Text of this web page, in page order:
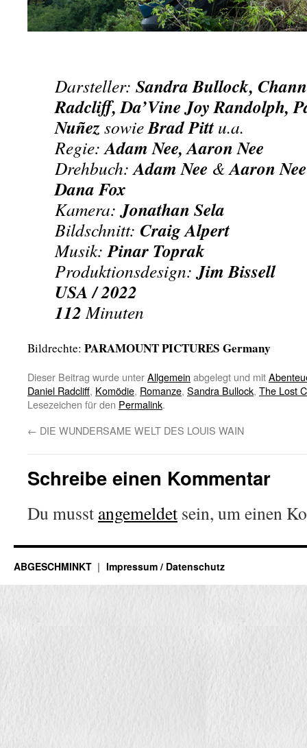
Darsteller: Sandra Bullock,
Radcliff, Da’Vine Joy Randolph,
NuñezsowieBrad Pittu.a.
Regie:Adam Nee, Aaron Nee
Drehbuch:Adam Nee &Aaron
Dana Fox
Kamera:Jonathan Sela
Bildschnitt: Craig Alpert
Musik:Pinar Toprak
Produktionsdesign:Jim Bissell
USA / 2022
112Minuten
Bildrechte: PARAMOUNT PICTURES Germany
Dieser Beitrag wurde unterAllgemein abgelegt und mit
Daniel Radcliff, Komödie, Romanze, Sandra Bullock, The Lost
Lesezeichen für den Permalink.
← DIE WUNDERSAME WELT DES LOUIS WAIN
Schreibe einen Kommentar
Du musst angemeldet sein, um einen
ABGESCHMINKT Impressum / Datenschutz